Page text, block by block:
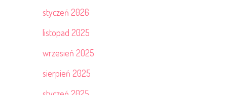
styczeń 2026
listopad 2025
wrzesień 2025
sierpień 2025